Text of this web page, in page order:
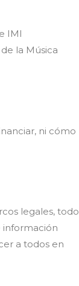
IMI
la Música
ni cómo
legales, todo
información
a todos en